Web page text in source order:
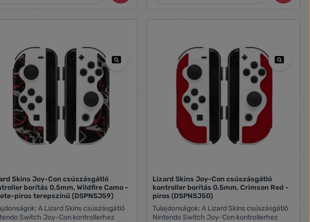
Skins Joy-Con csúszásgátló
borítás 0.5mm, Wildfire Camo -
piros terepszínű (DSPNSJ59)
A Lizard Skins csúszásgátló
Switch Joy-Con kontrollerhez
Lizard Skins Joy-Con csúszásgátló
kontroller borítás 0.5mm, Crimson Red -
piros (DSPNSJ50)
Tulajdonságok: A Lizard Skins csúszásgátló
Nintendo Switch Joy-Con kontrollerhez